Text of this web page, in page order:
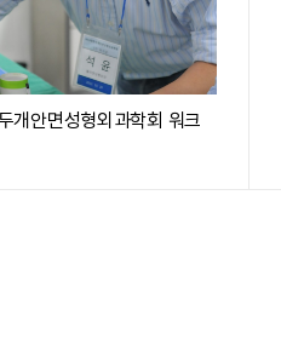
개안면성형외과학회 워크